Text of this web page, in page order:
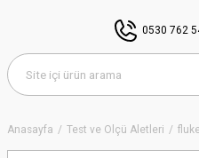
0530 762
Anasayfa Test ve Ölçü Aletleri fluke